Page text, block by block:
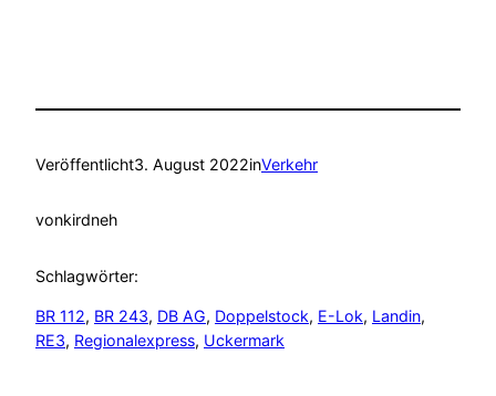
Veröffentlicht3. August 2022inVerkehr
vonkirdneh
Schlagwörter:
BR 112, BR 243, DB AG, Doppelstock, E-Lok, Landin
RE3, Regionalexpress, Uckermark